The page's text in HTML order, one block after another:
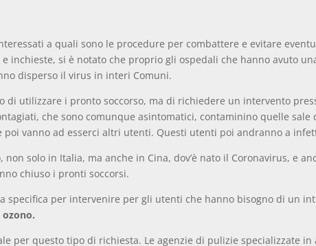
a quali sono le procedure per combattere e evitare
inchieste, si è notato che proprio gli ospedali che hanno avuto
disperso il virus in interi Comuni.
di utilizzare i pronto soccorso, ma di richiedere un intervento
che sono comunque asintomatici, contaminino quelle
poi vanno ad esserci altri utenti. Questi utenti poi andranno a
non solo in Italia, ma anche in Cina, dov’è nato il Coronavirus, e
chiuso i pronti soccorsi.
specifica per intervenire per gli utenti che hanno bisogno di un
per questo tipo di richiesta. Le agenzie di pulizie specializzate